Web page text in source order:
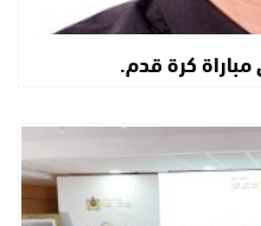
كرة قدم.